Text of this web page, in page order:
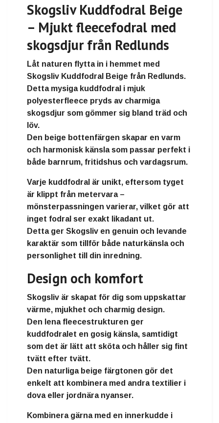
Skogsliv Kuddfodral Beige
– Mjukt fleecefodral med
skogsdjur från Redlunds
Låt naturen flytta in i hemmet med
Skogsliv Kuddfodral Beige från Redlunds.
Detta mysiga kuddfodral i mjuk
polyesterfleece pryds av charmiga
skogsdjur som gömmer sig bland träd och
löv.
Den beige bottenfärgen skapar en varm
och harmonisk känsla som passar perfekt i
både barnrum, fritidshus och vardagsrum.
Varje kuddfodral är unikt, eftersom tyget
är klippt från metervara–
mönsterpassningen varierar, vilket gör att
inget fodral ser exakt likadant ut.
Detta ger Skogsliv en genuin och levande
karaktär som tillför både naturkänsla och
personlighet till din inredning.
Design och komfort
Skogsliv är skapat för dig som uppskattar
värme, mjukhet och charmig design.
Den lena fleecestrukturen ger
kuddfodralet en gosig känsla, samtidigt
som det är lätt att skötaoch håller sig fint
tvätt efter tvätt.
Den naturliga beige färgtonen gör det
enkelt att kombinera med andra textilier i
dova eller jordnära nyanser.
Kombinera gärna med en innerkudde i